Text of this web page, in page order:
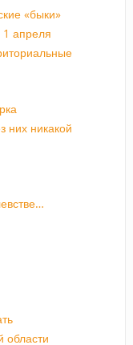
«быки»
1 апреля
них никакой
области